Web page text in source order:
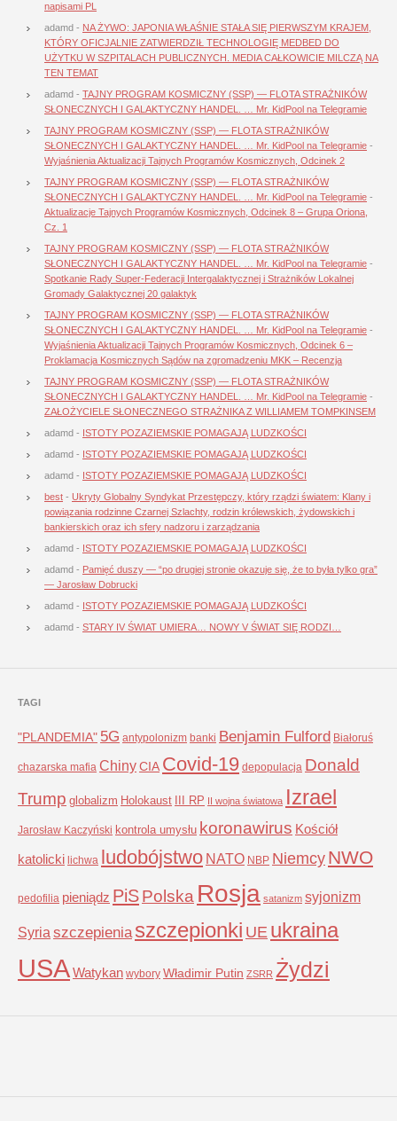
napisami PL
adamd - NA ŻYWO: JAPONIA WŁAŚNIE STAŁA SIĘ PIERWSZYM KRAJEM,
KTÓRY OFICJALNIE ZATWIERDZIŁ TECHNOLOGIĘ MEDBED DO
UŻYTKU W SZPITALACH PUBLICZNYCH. MEDIA CAŁKOWICIE MILCZĄ NA
TEN TEMAT
adamd - TAJNY PROGRAM KOSMICZNY (SSP) — FLOTA STRAŻNIKÓW
SŁONECZNYCH I GALAKTYCZNY HANDEL. … Mr. KidPool na Telegramie
TAJNY PROGRAM KOSMICZNY (SSP) — FLOTA STRAŻNIKÓW
SŁONECZNYCH I GALAKTYCZNY HANDEL. … Mr. KidPool na Telegramie -
Wyjaśnienia Aktualizacji Tajnych Programów Kosmicznych, Odcinek 2
TAJNY PROGRAM KOSMICZNY (SSP) — FLOTA STRAŻNIKÓW
SŁONECZNYCH I GALAKTYCZNY HANDEL. … Mr. KidPool na Telegramie -
Aktualizacje Tajnych Programów Kosmicznych, Odcinek 8 – Grupa Oriona,
Cz. 1
TAJNY PROGRAM KOSMICZNY (SSP) — FLOTA STRAŻNIKÓW
SŁONECZNYCH I GALAKTYCZNY HANDEL. … Mr. KidPool na Telegramie -
Spotkanie Rady Super-Federacji Intergalaktycznej i Strażników Lokalnej
Gromady Galaktycznej 20 galaktyk
TAJNY PROGRAM KOSMICZNY (SSP) — FLOTA STRAŻNIKÓW
SŁONECZNYCH I GALAKTYCZNY HANDEL. … Mr. KidPool na Telegramie -
Wyjaśnienia Aktualizacji Tajnych Programów Kosmicznych, Odcinek 6 –
Proklamacja Kosmicznych Sądów na zgromadzeniu MKK – Recenzja
TAJNY PROGRAM KOSMICZNY (SSP) — FLOTA STRAŻNIKÓW
SŁONECZNYCH I GALAKTYCZNY HANDEL. … Mr. KidPool na Telegramie -
ZAŁOŻYCIELE SŁONECZNEGO STRAŻNIKA Z WILLIAMEM TOMPKINSEM
adamd - ISTOTY POZAZIEMSKIE POMAGAJĄ LUDZKOŚCI
adamd - ISTOTY POZAZIEMSKIE POMAGAJĄ LUDZKOŚCI
adamd - ISTOTY POZAZIEMSKIE POMAGAJĄ LUDZKOŚCI
best - Ukryty Globalny Syndykat Przestępczy, który rządzi światem: Klany i
powiązania rodzinne Czarnej Szlachty, rodzin królewskich, żydowskich i
bankierskich oraz ich sfery nadzoru i zarządzania
adamd - ISTOTY POZAZIEMSKIE POMAGAJĄ LUDZKOŚCI
adamd - Pamięć duszy — “po drugiej stronie okazuje się, że to była tylko gra”
— Jarosław Dobrucki
adamd - ISTOTY POZAZIEMSKIE POMAGAJĄ LUDZKOŚCI
adamd - STARY IV ŚWIAT UMIERA… NOWY V ŚWIAT SIĘ RODZI…
TAGI
"PLANDEMIA" 5G antypolonizm banki Benjamin Fulford Białoruś
chazarska mafia ChinyCIA Covid-19 depopulacja Donald
Trump globalizm Holokaust III RP II wojna światowa Izrael
Jarosław Kaczyński kontrola umysłu koronawirus Kościół
katolicki lichwa ludobójstwo NATO NBP NiemcyNWO
pedofilia pieniądz PiSPolska Rosja satanizm syjonizm
Syria szczepienia szczepionki UE ukraina
USAWatykan wybory Władimir Putin ZSRR Żydzi